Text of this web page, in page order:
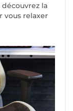
la
vous relaxer